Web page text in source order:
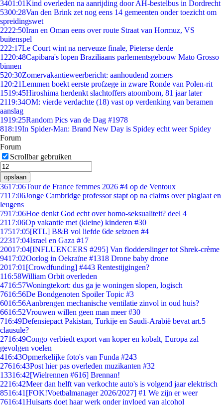
3401:01Kind overleden na aanrijding door AH-bestelbus in Dordrecht
5300:28Van den Brink zet nog eens 14 gemeenten onder toezicht om
spreidingswet
2222:50Iran en Oman eens over route Straat van Hormuz, VS
buitenspel
222:17Le Court wint na nerveuze finale, Pieterse derde
1220:48Capibara's lopen Braziliaans parlementsgebouw Mato Grosso
binnen
520:30Zomervakantieweerbericht: aanhoudend zomers
1 20:21Lemmen boekt eerste profzege in zware Ronde van Polen-rit
1519:45Hiroshima herdenkt slachtoffers atoombom, 81 jaar later
2119:34OM: vierde verdachte (18) vast op verdenking van beramen
aanslag
1919:25Random Pics van de Dag #1978
818:19In Spider-Man: Brand New Day is Spidey echt weer Spidey
Forum
Forum
Scrollbar gebruiken
opslaan
3617:06Tour de France femmes 2026 #4 op de Ventoux
7117:06Jonge Cambridge professor stapt op na claims over plagiaat en
leugens
7917:06Hoe denkt God echt over homo-seksualiteit? deel 4
2117:06Op vakantie met (kleine) kinderen #30
17517:05[RTL] B&B vol liefde 6de seizoen #4
22317:04Israel en Gaza #17
20017:04[INFLUENCERS #295] Van flodderslinger tot Shrek-crème
9417:02Oorlog in Oekraïne #1318 Drone baby drone
2017:01 [Crowdfunding] #443 Rentestijgingen?
116:58William Orbit overleden
4716:57Woningtekort: dus ga je woningen slopen, logisch
7616:56De Bondgenoten Spoiler Topic #3
6016:56Aanbrengen mechanische ventilatie zinvol in oud huis?
6616:52Vrouwen willen geen man meer #30
716:49Defensiepact Pakistan, Turkije en Saudi-Arabië bevat art.5
clausule?
2716:49Congo verbiedt export van koper en kobalt, Europa zal
gevolgen voelen
416:43Opmerkelijke foto's van Funda #243
27616:43Post hier pas overleden muzikanten #32
13316:42[Wielrennen #616] Brennan!
2216:42Meer dan helft van verkochte auto's is volgend jaar elektrisch
8516:41 [FOK!Voetbalmanager 2026/2027] #1 We zijn er weer
7616:41Huisarts doet haar werk onder invloed van alcohol